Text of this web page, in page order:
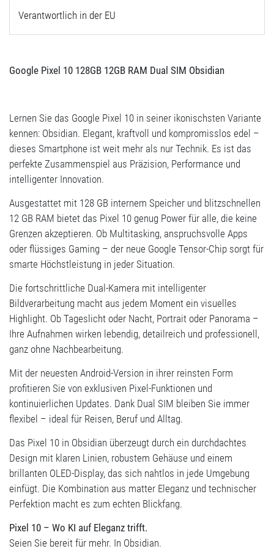
Verantwortlich in der EU
Google Pixel 10 128GB 12GB RAM Dual SIM Obsidian
Lernen Sie das Google Pixel 10 in seiner ikonischsten Variante
kennen: Obsidian. Elegant, kraftvoll und kompromisslos edel –
dieses Smartphone ist weit mehr als nur Technik. Es ist das
perfekte Zusammenspiel aus Präzision, Performance und
intelligenter Innovation.
Ausgestattet mit 128 GB internem Speicher und blitzschnellen
12 GB RAM bietet das Pixel 10 genug Power für alle, die keine
Grenzen akzeptieren. Ob Multitasking, anspruchsvolle Apps
oder flüssiges Gaming – der neue Google Tensor-Chip sorgt für
smarte Höchstleistung in jeder Situation.
Die fortschrittliche Dual-Kamera mit intelligenter
Bildverarbeitung macht aus jedem Moment ein visuelles
Highlight. Ob Tageslicht oder Nacht, Portrait oder Panorama –
Ihre Aufnahmen wirken lebendig, detailreich und professionell,
ganz ohne Nachbearbeitung.
Mit der neuesten Android-Version in ihrer reinsten Form
profitieren Sie von exklusiven Pixel-Funktionen und
kontinuierlichen Updates. Dank Dual SIM bleiben Sie immer
flexibel – ideal für Reisen, Beruf und Alltag.
Das Pixel 10 in Obsidian überzeugt durch ein durchdachtes
Design mit klaren Linien, robustem Gehäuse und einem
brillanten OLED-Display, das sich nahtlos in jede Umgebung
einfügt. Die Kombination aus matter Eleganz und technischer
Perfektion macht es zum echten Blickfang.
Pixel 10 – Wo KI auf Eleganz trifft.
Seien Sie bereit für mehr. In Obsidian.